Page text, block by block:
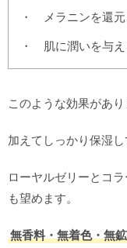
メラニンを還
肌に潤いを与
このような効果があり
加えてしっかり保湿
ローヤルゼリーとコ
も望めます。
無香料・無着色・無